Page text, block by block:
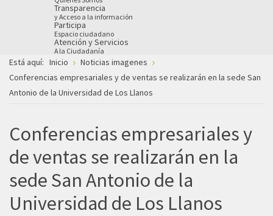
Transparencia
y Acceso a la información
Participa
Espacio ciudadano
Atención y Servicios
A la Ciudadanía
Está aquí: Inicio
Noticias imagenes
Conferencias empresariales y de ventas se realizarán en la sede San
Antonio de la Universidad de Los Llanos
Conferencias empresariales y
de ventas se realizarán en la
sede San Antonio de la
Universidad de Los Llanos